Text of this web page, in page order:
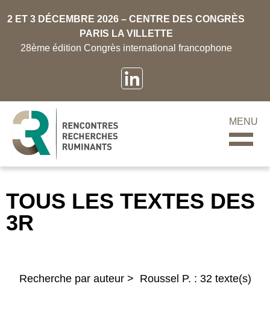
2 ET 3 DÉCEMBRE 2026 – CENTRE DES CONGRÈS
PARIS LA VILLETTE
28ème édition Congrès international francophone
MENU
TOUS LES TEXTES DES
3R
Recherche par auteur > Roussel P. : 32 texte(s)